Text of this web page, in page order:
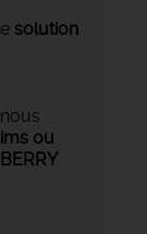
solution
ou